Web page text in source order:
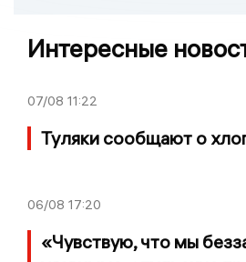
Интересные
07/08 11:22
Туляки сообщают о
06/08 17:20
«Чувствую, что мы